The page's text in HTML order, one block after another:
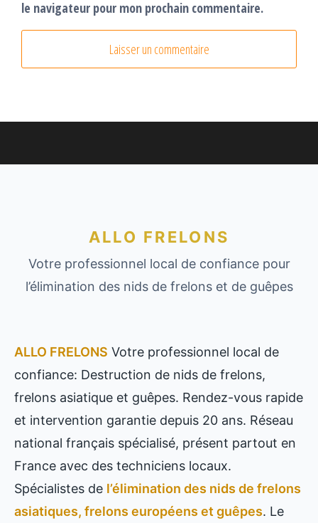
le navigateur pour mon prochain commentaire.
ALLO FRELONS
Votre professionnel local de confiance pour
l’élimination des nids de frelons et de guêpes
ALLO FRELONS Votre professionnel local de
confiance: Destruction de nids de frelons,
frelons asiatique et guêpes. Rendez-vous rapide
et intervention garantie depuis 20 ans. Réseau
national français spécialisé, présent partout en
France avec des techniciens locaux.
Spécialistes de l’élimination des nids de frelons
asiatiques, frelons européens et guêpes. Le